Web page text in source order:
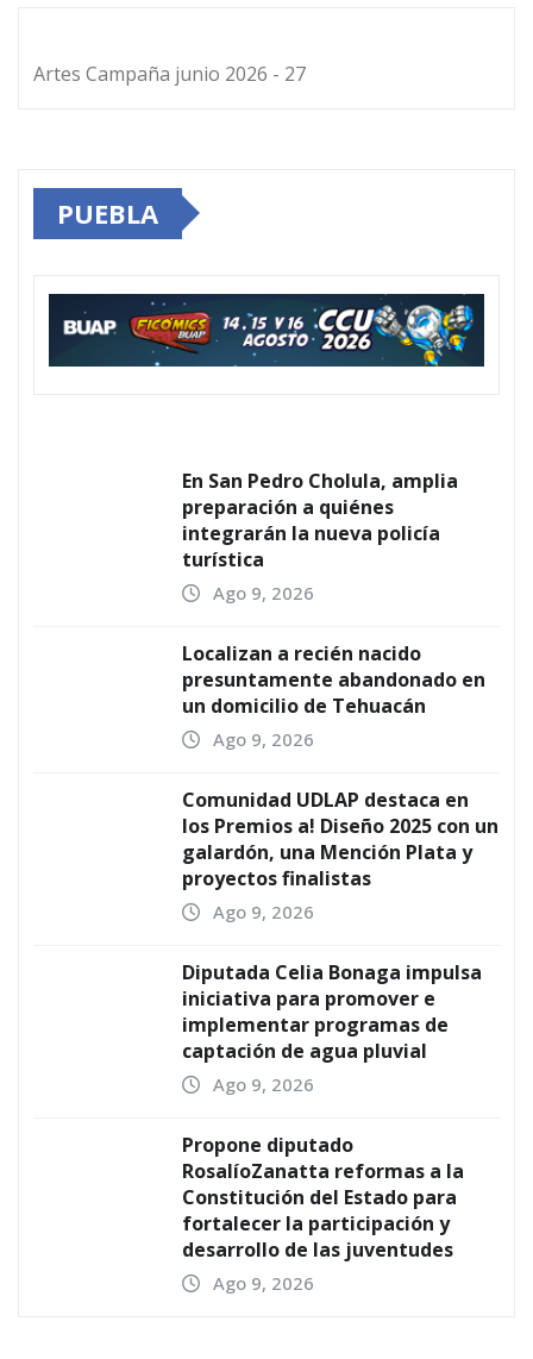
Artes Campaña junio 2026 - 27
PUEBLA
En San Pedro Cholula, amplia
preparación a quiénes
integrarán la nueva policía
turística
Ago 9, 2026
Localizan a recién nacido
presuntamente abandonado en
un domicilio de Tehuacán
Ago 9, 2026
Comunidad UDLAP destaca en
los Premios a! Diseño 2025 con un
galardón, una Mención Plata y
proyectos finalistas
Ago 9, 2026
Diputada Celia Bonaga impulsa
iniciativa para promover e
implementar programas de
captación de agua pluvial
Ago 9, 2026
Propone diputado
RosalíoZanatta reformas a la
Constitución del Estado para
fortalecer la participación y
desarrollo de las juventudes
Ago 9, 2026